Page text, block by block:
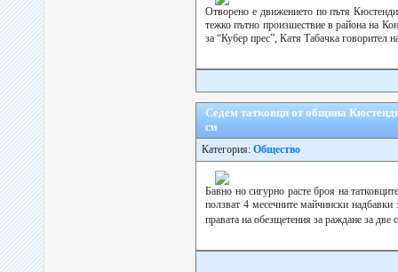
Отворено е движението по пътя
тежко пътно произшествие в района на
за “Кубер прес”, Катя Табачка
Седем татковци от община
си
Категория: Общество
Бавно но сигурно расте броя на
ползват 4 месечните майчински
правата на обезщетения за раждане за